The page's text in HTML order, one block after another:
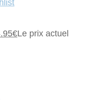
€Le prix actuel